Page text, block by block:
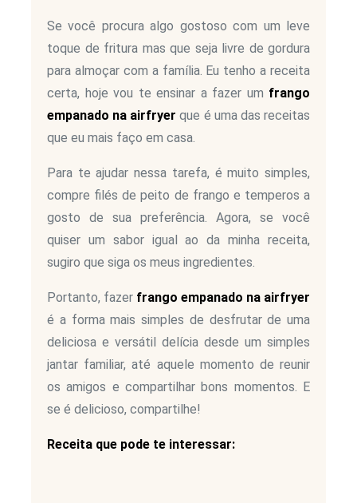
Se você procura algo gostoso com um leve
toque de fritura mas que seja livre de gordura
para almoçar com a família. Eu tenho a receita
certa, hoje vou te ensinar a fazer um frango
empanado na airfryer que é uma das receitas
que eu mais faço em casa.
Para te ajudar nessa tarefa, é muito simples,
compre filés de peito de frango e temperos a
gosto de sua preferência. Agora, se você
quiser um sabor igual ao da minha receita,
sugiro que siga os meus ingredientes.
Portanto, fazer frango empanado na airfryer
é a forma mais simples de desfrutar de uma
deliciosa e versátil delícia desde um simples
jantar familiar, até aquele momento de reunir
os amigos e compartilhar bons momentos. E
se é delicioso, compartilhe!
Receita que pode te interessar: